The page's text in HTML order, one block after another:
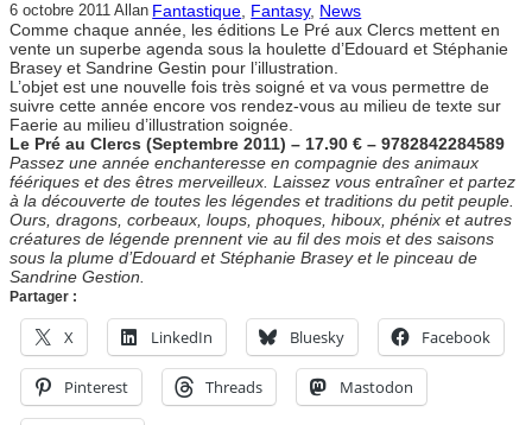
6 octobre 2011 Allan Fantastique, Fantasy, News
Comme chaque année, les éditions Le Pré aux Clercs mettent en
vente un superbe agenda sous la houlette d’Edouard et Stéphanie
Brasey et Sandrine Gestin pour l’illustration.
L’objet est une nouvelle fois très soigné et va vous permettre de
suivre cette année encore vos rendez-vous au milieu de texte sur
Faerie au milieu d’illustration soignée.
Le Pré au Clercs (Septembre 2011) – 17.90 € – 9782842284589
Passez une année enchanteresse en compagnie des animaux
féériques et des êtres merveilleux. Laissez vous entraîner et partez
à la découverte de toutes les légendes et traditions du petit peuple.
Ours, dragons, corbeaux, loups, phoques, hiboux, phénix et autres
créatures de légende prennent vie au fil des mois et des saisons
sous la plume d’Edouard et Stéphanie Brasey et le pinceau de
Sandrine Gestion.
Partager :
X LinkedIn Bluesky Facebook
Pinterest Threads Mastodon